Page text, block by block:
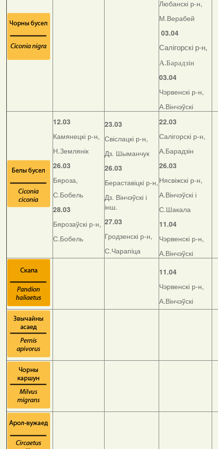
Любанскі р-н,
М.Верабей
03.04
Салігорскі р-н,
А.Барадзін
03.04
Чэрвенскі р-н,
А.Вінчэўскі
12.03
Камянецкі р-н,
Н.Землянік
26.03
Бяроза,
С.Бобель
28.03
Бярозаўскі р-н,
С.Бобель
23.03
Свіслацкі р-н,
Дз. Шыманчук
26.03
Бераставіцкі р-н,
Дз. Вінчэўскі і
інш.
27.03
Гродзенскі р-н,
С.Чарапіца
22.03
Салігорскі р-н,
А.Барадзін
26.03
Нясвіжскі р-н,
А.Вінчэўскі і
С.Шакала
11.04
Чэрвенскі р-н,
А.Вінчэўскі
11.04
Чэрвенскі р-н,
А.Вінчэўскі